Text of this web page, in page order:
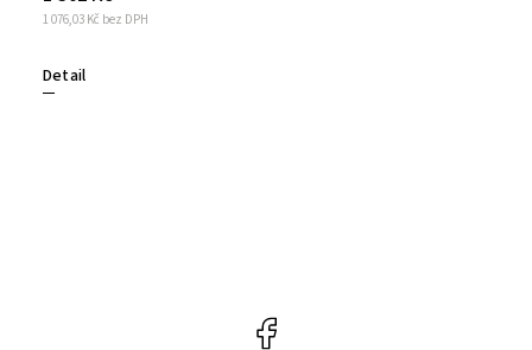
1 076,03 Kč bez DPH
Detail